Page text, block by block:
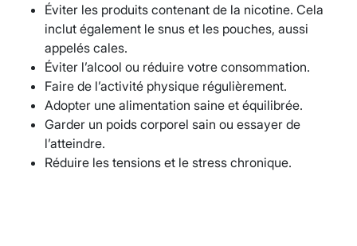
Éviter les produits contenant de la nicotine. Cela
inclut également le snus et les pouches, aussi
appelés cales.
Éviter l’alcool ou réduire votre consommation.
Faire de l’activité physique régulièrement.
Adopter une alimentation saine et équilibrée.
Garder un poids corporel sain ou essayer de
l’atteindre.
Réduire les tensions et le stress chronique.